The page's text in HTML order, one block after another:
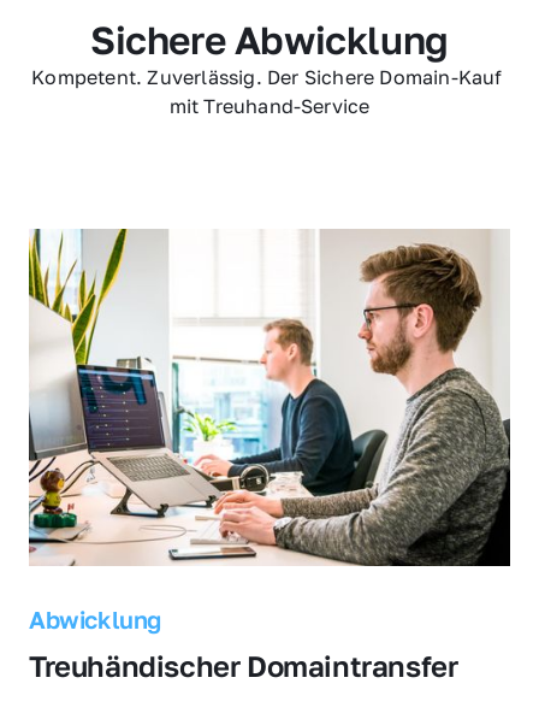
Sichere Abwicklung
Kompetent. Zuverlässig. Der Sichere Domain-Kauf
mit Treuhand-Service
Abwicklung
Treuhändischer Domaintransfer